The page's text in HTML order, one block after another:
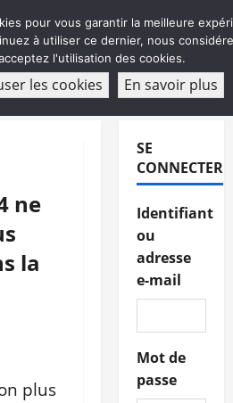
ABONNEMENT
ne
la
plus
SE
CONNECTER
Identifiant
ou
adresse
e-mail
Mot de
passe
pour vous garantir la meilleure
à utiliser ce dernier, nous
l'utilisation des cookies.
les cookies En savoir plus